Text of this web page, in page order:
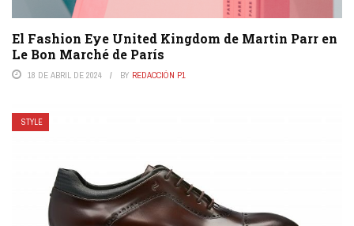
El Fashion Eye United Kingdom de Martin Parr en
Le Bon Marché de París
18 DE ABRIL DE 2024 BY REDACCIÓN P1
STYLE